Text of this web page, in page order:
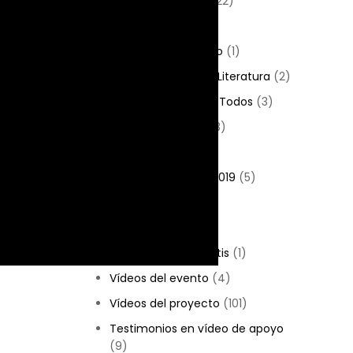
Habla con el médico (1)
Proyecto de Cine y Literatura (2)
Proyecto Cine para Todos (3)
(3)
Ribeirão va al cine 2019 (5)
Vídeos de boca gratis (1)
Vídeos del evento (4)
Vídeos del proyecto (101)
Testimonios en vídeo de apoyo
(9)